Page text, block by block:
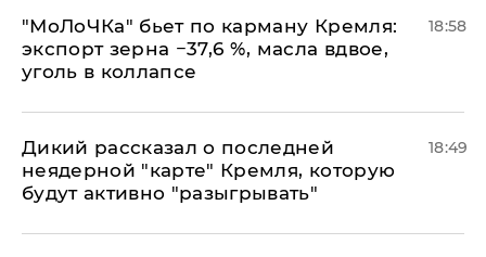
​"МоЛоЧКа" бьет по карману Кремля:
экспорт зерна −37,6 %, масла вдвое,
уголь в коллапсе
18:58
Дикий рассказал о последней
неядерной "карте" Кремля, которую
будут активно "разыгрывать"
18:49